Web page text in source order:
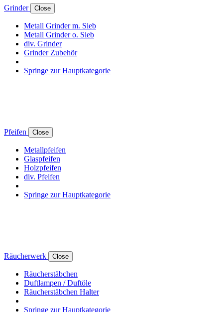
Grinder Close
Metall Grinder m. Sieb
Metall Grinder o. Sieb
div. Grinder
Grinder Zubehör
Springe zur Hauptkategorie
Pfeifen Close
Metallpfeifen
Glaspfeifen
Holzpfeifen
div. Pfeifen
Springe zur Hauptkategorie
Räucherwerk Close
Räucherstäbchen
Duftlampen / Duftöle
Räucherstäbchen Halter
Springe zur Hauptkategorie